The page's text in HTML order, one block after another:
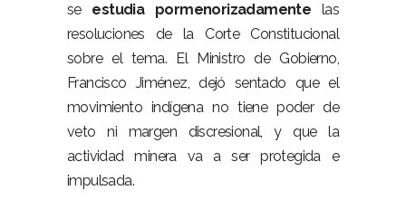
se estudia pormenorizadamente las
resoluciones de la Corte Constitucional
sobre el tema. El Ministro de Gobierno,
Francisco Jiménez, dejó sentado que el
movimiento indígena no tiene poder de
veto ni margen discresional, y que la
actividad minera va a ser protegida e
impulsada.